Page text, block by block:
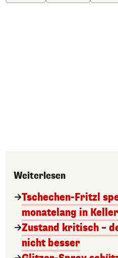
Weiterlesen
Tschechen-Fritzl
monatelang in Keller
Zustand kritisch –
nicht besser